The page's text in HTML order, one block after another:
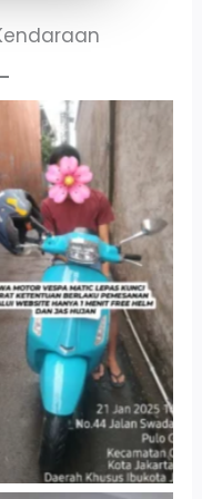
Antar Jemput
Kendaraan